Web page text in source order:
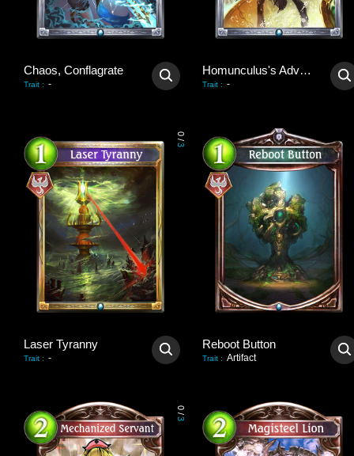
Chaos, Conflagrate
Trait : -
Homunculus's Advent
Trait : -
0
/
3
Laser Tyranny
Trait : -
Reboot Button
Trait : Artifact
0
/
3